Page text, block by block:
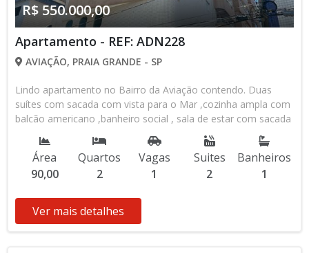
R$ 550.000,00
Apartamento - REF: ADN228
AVIAÇÃO, PRAIA GRANDE - SP
Lindo apartamento no Bairro da Aviação contendo. Duas
suítes com sacada com vista para o Mar ,cozinha ampla com
balcão americano ,banheiro social , sala de estar com sacada
gourmet , apto amplo e arejado . Prédio com Lazer , Piscina ,
Brinquedoteca , salão de jogos e salão de festas , academia
com equipamentos de ultima geração . Prédio tranquilopara
residir ou passar férias .
Área
90,00
Quartos
2
Vagas
1
Suites
2
Banheiros
1
Ver mais detalhes